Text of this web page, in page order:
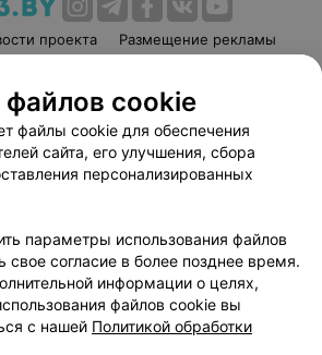
проекта
Размещение рекламы
соглашение
Способы оплаты
Вакансии
Партнеры
руководителю 103.by
персональных данных
cookie
файлы cookie для обеспечения
сайта, его улучшения, сбора
персонализированных
параметры использования файлов
свое согласие в более позднее время.
информации о целях,
файлов cookie вы
с нашей Политикой обработки